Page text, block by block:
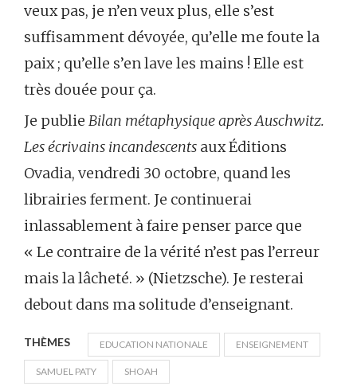
veux pas, je n’en veux plus, elle s’est
suffisamment dévoyée, qu’elle me foute la
paix ; qu’elle s’en lave les mains ! Elle est
très douée pour ça.
Je publie Bilan métaphysique après Auschwitz.
Les écrivains incandescents aux Éditions
Ovadia, vendredi 30 octobre, quand les
librairies ferment. Je continuerai
inlassablement à faire penser parce que
« Le contraire de la vérité n’est pas l’erreur
mais la lâcheté. » (Nietzsche). Je resterai
debout dans ma solitude d’enseignant.
THÈMES EDUCATION NATIONALE ENSEIGNEMENT
SAMUEL PATY SHOAH